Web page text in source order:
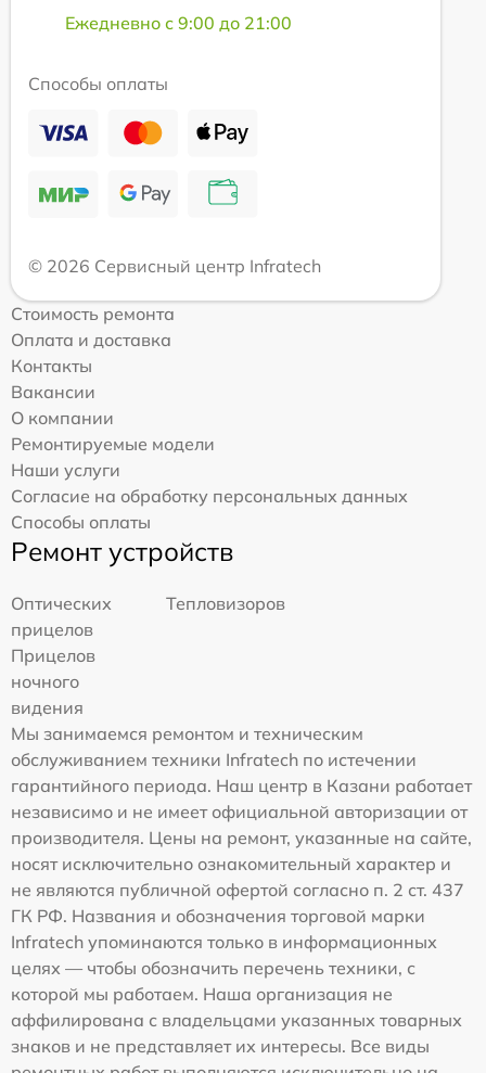
Ежедневно с 9:00 до 21:00
Способы оплаты
© 2026 Сервисный центр Infratech
Стоимость ремонта
Оплата и доставка
Контакты
Вакансии
О компании
Ремонтируемые модели
Наши услуги
Согласие на обработку персональных данных
Способы оплаты
Ремонт устройств
Оптических
прицелов
Тепловизоров
Прицелов
ночного
видения
Мы занимаемся ремонтом и техническим
обслуживанием техники Infratech по истечении
гарантийного периода. Наш центр в Казани работает
независимо и не имеет официальной авторизации от
производителя. Цены на ремонт, указанные на сайте,
носят исключительно ознакомительный характер и
не являются публичной офертой согласно п. 2 ст. 437
ГК РФ. Названия и обозначения торговой марки
Infratech упоминаются только в информационных
целях — чтобы обозначить перечень техники, с
которой мы работаем. Наша организация не
аффилирована с владельцами указанных товарных
знаков и не представляет их интересы. Все виды